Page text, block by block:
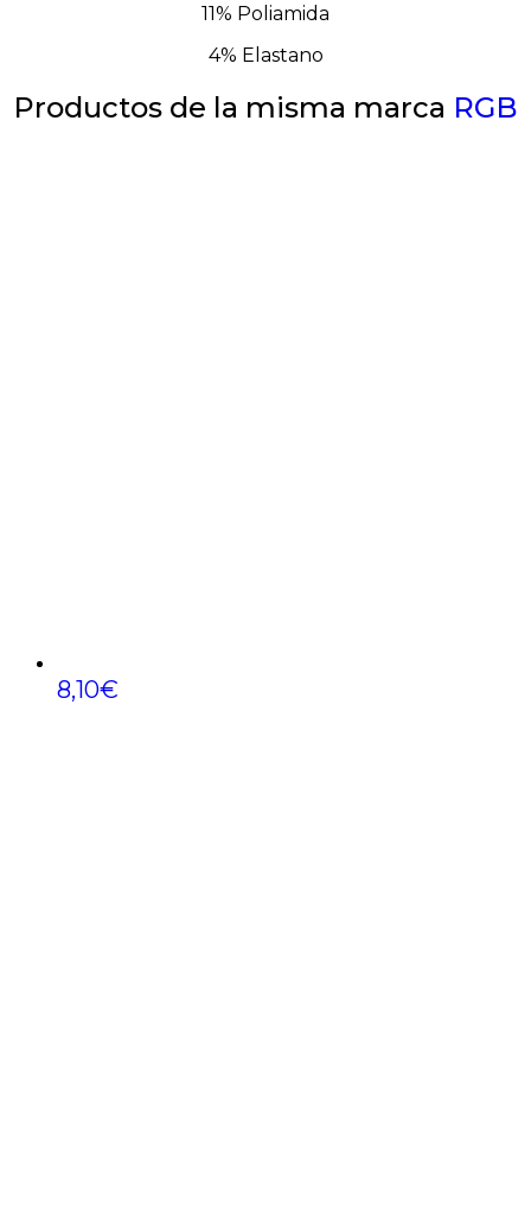
11% Poliamida
4% Elastano
Productos de la misma marca RGB
8,10€